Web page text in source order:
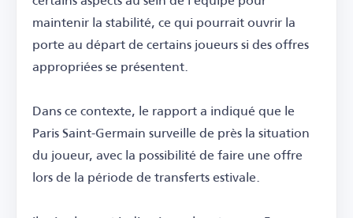
maintenir la stabilité, ce qui pourrait ouvrir la
porte au départ de certains joueurs si des offres
appropriées se présentent.
Dans ce contexte, le rapport a indiqué que le
Paris Saint-Germain surveille de près la situation
du joueur, avec la possibilité de faire une offre
lors de la période de transferts estivale.